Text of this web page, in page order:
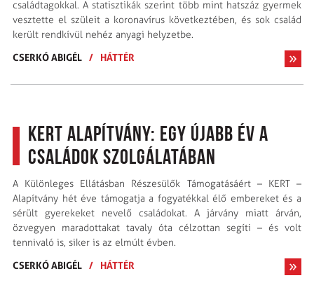
családtagokkal. A statisztikák szerint több mint hatszáz gyermek
vesztette el szüleit a koronavírus következtében, és sok család
került rendkívül nehéz anyagi helyzetbe.
CSERKÓ ABIGÉL / HÁTTÉR
KERT Alapítvány: egy újabb év a
családok szolgálatában
A Különleges Ellátásban Részesülők Támogatásáért – KERT –
Alapítvány hét éve támogatja a fogyatékkal élő embereket és a
sérült gyerekeket nevelő családokat. A járvány miatt árván,
özvegyen maradottakat tavaly óta célzottan segíti – és volt
tennivaló is, siker is az elmúlt évben.
CSERKÓ ABIGÉL / HÁTTÉR